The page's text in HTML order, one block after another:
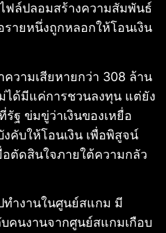
ฟล์ปลอมสร้างความสัมพันธ์
ายหนึ่งถูกหลอกให้โอนเงิน
วามเสียหายกว่า 308 ล้าน
ได้มีแค่การชวนลงทุน แต่ยัง
รัฐ ข่มขู่ว่าเงินของเหยื่อ
คับให้โอนเงิน เพื่อพิสูจน์
ตัดสินใจภายใต้ความกลัว
ทำงานในศูนย์สแกม มี
คนงานจากศูนย์สแกมเกือบ